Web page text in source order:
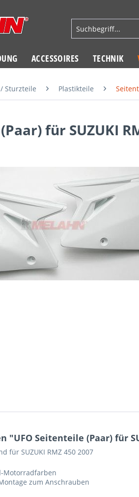
ACCESSOIRES TECHNIK
Sturzteile Plastikteile
für SUZUKI
Seitenteile (Paar) für
für SUZUKI RMZ 450 2007
Motorradfarben
zum Anschrauben